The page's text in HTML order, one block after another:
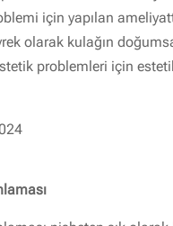
için yapılan
olarak kulağın
problemleri için